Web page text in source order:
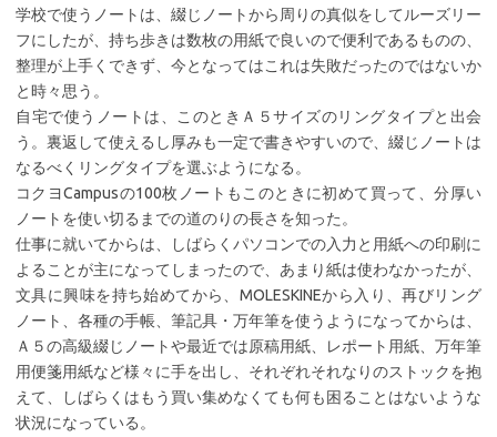
学校で使うノートは、綴じノートから周りの真似をしてルーズリー
フにしたが、持ち歩きは数枚の用紙で良いので便利であるものの、
整理が上手くできず、今となってはこれは失敗だったのではないか
と時々思う。
自宅で使うノートは、このときＡ５サイズのリングタイプと出会
う。裏返して使えるし厚みも一定で書きやすいので、綴じノートは
なるべくリングタイプを選ぶようになる。
コクヨCampusの100枚ノートもこのときに初めて買って、分厚い
ノートを使い切るまでの道のりの長さを知った。
仕事に就いてからは、しばらくパソコンでの入力と用紙への印刷に
よることが主になってしまったので、あまり紙は使わなかったが、
文具に興味を持ち始めてから、MOLESKINEから入り、再びリング
ノート、各種の手帳、筆記具・万年筆を使うようになってからは、
Ａ５の高級綴じノートや最近では原稿用紙、レポート用紙、万年筆
用便箋用紙など様々に手を出し、それぞれそれなりのストックを抱
えて、しばらくはもう買い集めなくても何も困ることはないような
状況になっている。